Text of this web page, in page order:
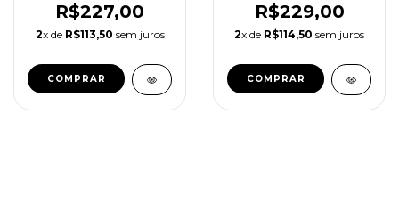
R$227,00
2x de R$113,50 sem juros
COMPRAR
R$229,00
2x de R$114,50 sem juros
COMPRAR